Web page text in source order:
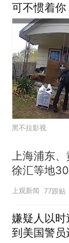
可不惯着你
黑不拉影视
上海浦东
徐汇等地
在抢排
上观新闻 77跟贴
嫌疑人以
到美国警